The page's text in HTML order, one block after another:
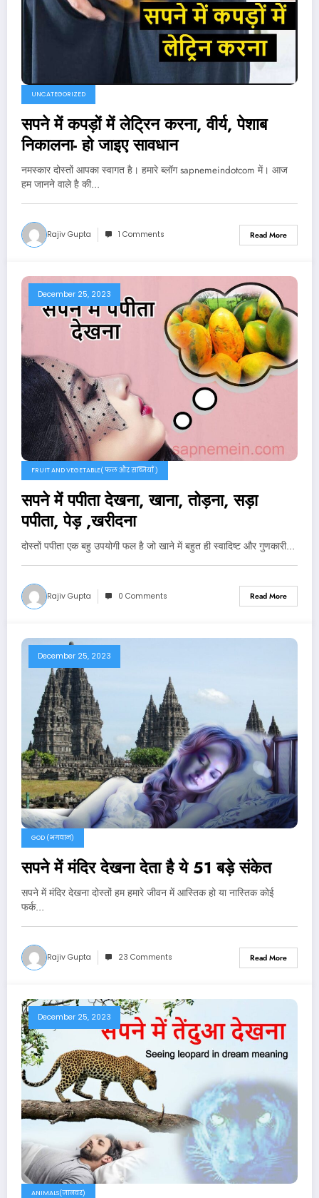
UNCATEGORIZED
सपने में कपड़ों में लेट्रिन करना, वीर्य, पेशाब
निकालना- हो जाइए सावधान
नमस्कार दोस्तों आपका स्वागत है। हमारे ब्लॉग sapnemeindotcom में। आज
हम जानने वाले है की…
Rajiv Gupta 1 Comments Read More
December 25, 2023
FRUIT AND VEGETABLE( फल और सब्जियाँ )
सपने में पपीता देखना, खाना, तोड़ना, सड़ा
पपीता, पेड़ ,खरीदना
दोस्तों पपीता एक बहु उपयोगी फल है जो खाने में बहुत ही स्वादिष्ट और गुणकारी…
Rajiv Gupta 0 Comments Read More
December 25, 2023
GOD (भगवान)
सपने में मंदिर देखना देता है ये 51 बड़े संकेत
सपने में मंदिर देखना दोस्तों हम हमारे जीवन में आस्तिक हो या नास्तिक कोई
फर्क…
Rajiv Gupta 23 Comments Read More
December 25, 2023
ANIMALS(जानवर)